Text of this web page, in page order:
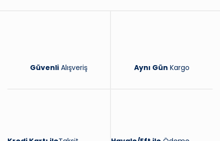
Güvenli Alışveriş Aynı Gün Kargo